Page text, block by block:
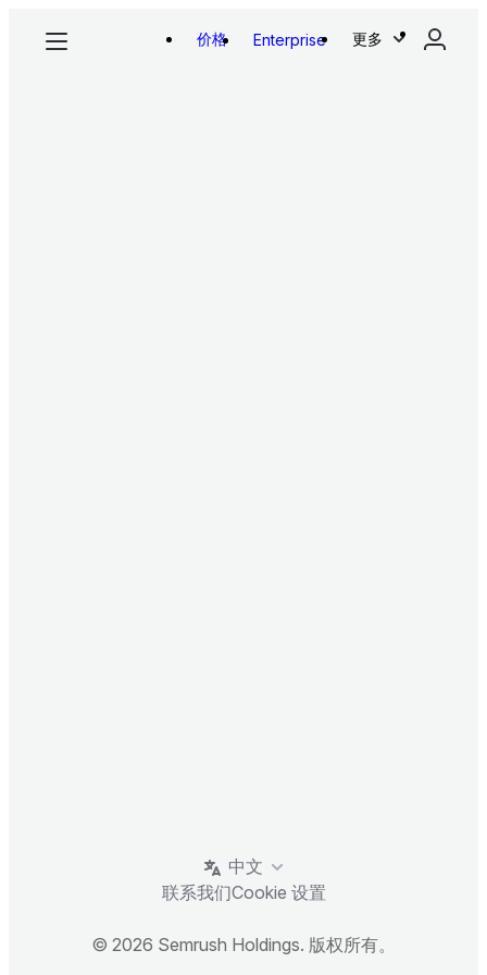
价格 Enterprise 更多
中文
联系我们Cookie 设置
© 2026 Semrush Holdings. 版权所有。